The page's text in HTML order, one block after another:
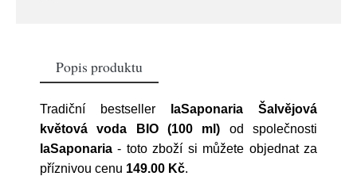
Popis produktu
Tradiční bestseller
laSaponaria Šalvějová
květová voda BIO (100 ml) od společnosti
laSaponaria - toto zboží si můžete objednat za
příznivou cenu 149.00 Kč.